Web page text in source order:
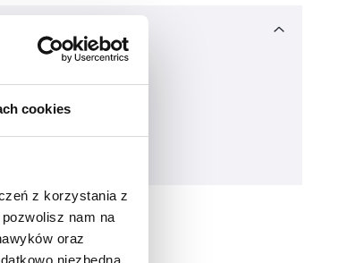
cookies
z korzystania z
nam na
oraz
niezbędna